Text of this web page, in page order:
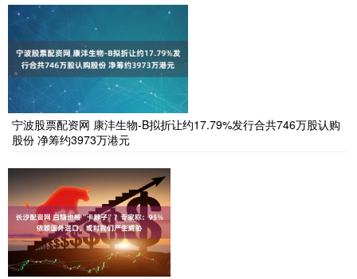
宁波股票配资网 康沣生物-B拟折让约17.79%发行合共746万股认购
股份 净筹约3973万港元